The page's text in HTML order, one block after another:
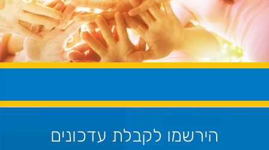
הירשמו לקבלת עדכונים